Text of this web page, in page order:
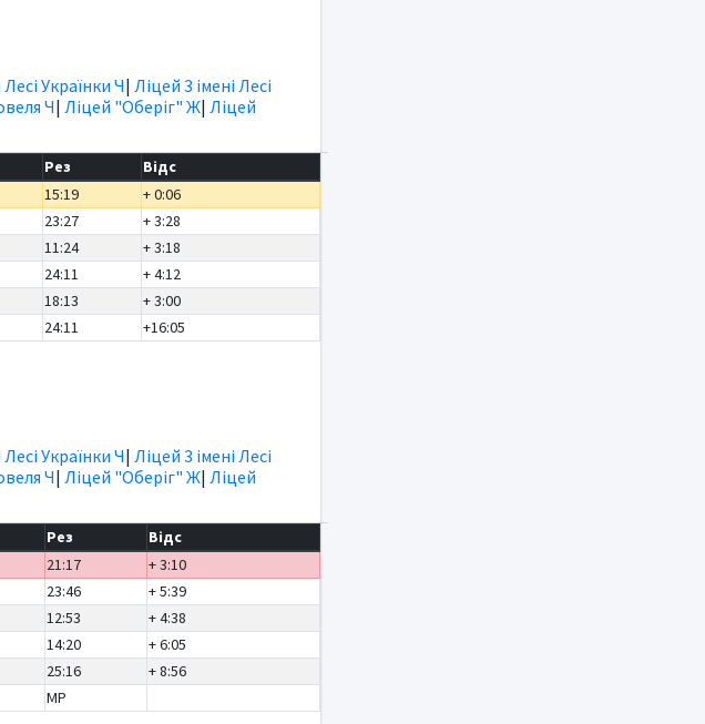
Українки Ч| Ліцей 3 імені Лесі
Ч| Ліцей "Оберіг" Ж| Ліцей
Рез
Відс
15:19
+ 0:06
23:27
+ 3:28
11:24
+ 3:18
24:11
+ 4:12
18:13
+ 3:00
24:11 +16:05
Українки Ч| Ліцей 3 імені Лесі
Ч| Ліцей "Оберіг" Ж| Ліцей
Рез
Відс
21:17
+ 3:10
23:46
+ 5:39
12:53
+ 4:38
14:20
+ 6:05
25:16
+ 8:56
MP